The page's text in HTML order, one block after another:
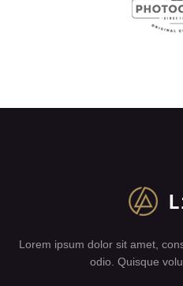
Lorem ipsum dolor sit amet,
odio. Quisque